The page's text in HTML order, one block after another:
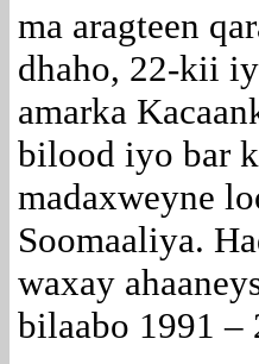
ma aragteen
dhaho, 22-kii
amarka
bilood iyo bar
madaxweyne
Soomaaliya.
waxay
bilaabo 1991 –